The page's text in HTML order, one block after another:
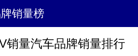
销量榜
销量汽车品牌销量排行